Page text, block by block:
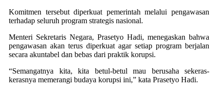
Komitmen tersebut diperkuat pemerintah melalui pengawasan
terhadap seluruh program strategis nasional.
Menteri Sekretaris Negara, Prasetyo Hadi, menegaskan bahwa
pengawasan akan terus diperkuat agar setiap program berjalan
secara akuntabel dan bebas dari praktik korupsi.
“Semangatnya kita, kita betul-betul mau berusaha sekeras-
kerasnya memerangi budaya korupsi ini,” kata Prasetyo Hadi.